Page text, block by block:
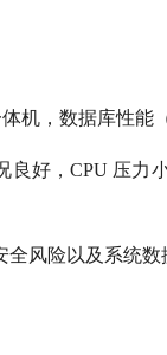
机，数据库性
良好，CPU 压力
全风险以及系统